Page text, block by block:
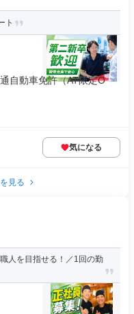
ト
自動車免許（AT限定O
気になる
見る
人を目指せる！／1回の勤